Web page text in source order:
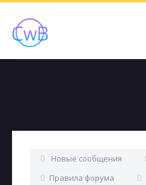
Новые сообщения
Правила форума